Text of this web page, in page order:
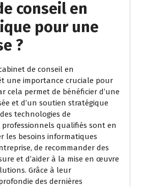
conseil en
pour une
?
de conseil en
une importance cruciale pour
cela permet de bénéficier d’une
et d’un soutien stratégique
technologies de
professionnels qualifiés sont en
les besoins informatiques
de recommander des
et d’aider à la mise en œuvre
Grâce à leur
des dernières